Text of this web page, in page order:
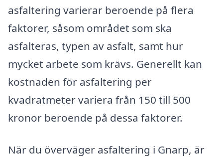
asfaltering varierar beroende på flera
faktorer, såsom området som ska
asfalteras, typen av asfalt, samt hur
mycket arbete som krävs. Generellt kan
kostnaden för asfaltering per
kvadratmeter variera från 150 till 500
kronor beroende på dessa faktorer.
När du överväger asfaltering i Gnarp, är